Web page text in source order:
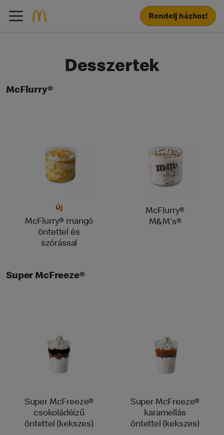
Rendelj házhoz!
Desszertek
McFlurry®
Új
McFlurry® mangó
öntettel és
szórással
McFlurry®
M&M's®
Super McFreeze®
Super McFreeze®
csokoládéízű
öntettel (kekszes)
Super McFreeze®
karamellás
öntettel (kekszes)